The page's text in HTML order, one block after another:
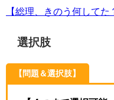
【総理、きのう何してた
選択肢
【問題＆選択肢】